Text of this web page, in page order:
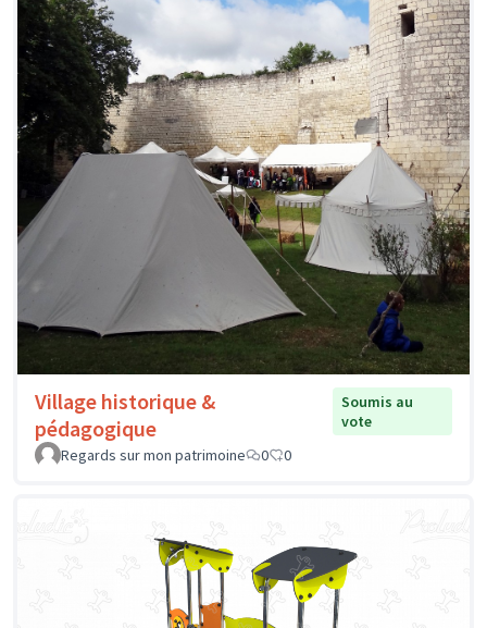
Village historique &
pédagogique
Soumis au
vote
Regards sur mon patrimoine
0 0